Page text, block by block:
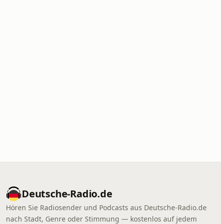
Deutsche-Radio.de
Hören Sie Radiosender und Podcasts aus Deutsche-Radio.de
nach Stadt, Genre oder Stimmung — kostenlos auf jedem